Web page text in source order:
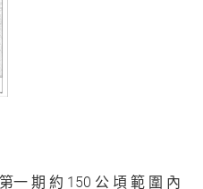
一 期 約 150 公 頃 範 圍 內